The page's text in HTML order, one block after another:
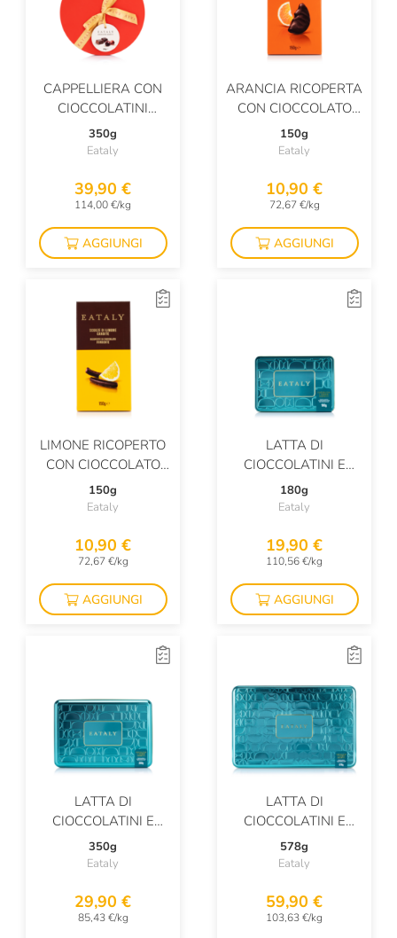
CAPPELLIERA CON
CIOCCOLATINI
ASSORTITI
350g
Eataly
39,90 €
114,00 €/kg
AGGIUNGI
ARANCIA RICOPERTA
CON CIOCCOLATO
FONDENTE
150g
Eataly
10,90 €
72,67 €/kg
AGGIUNGI
LIMONE RICOPERTO
CON CIOCCOLATO
FONDENTE
150g
Eataly
10,90 €
72,67 €/kg
AGGIUNGI
LATTA DI
CIOCCOLATINI E
CREMINI ASSORTITI
180g
Eataly
19,90 €
110,56 €/kg
AGGIUNGI
LATTA DI
CIOCCOLATINI E
CREMINI ASSORTITI
350g
Eataly
29,90 €
85,43 €/kg
LATTA DI
CIOCCOLATINI E
CREMINI ASSORTITI
578g
Eataly
59,90 €
103,63 €/kg